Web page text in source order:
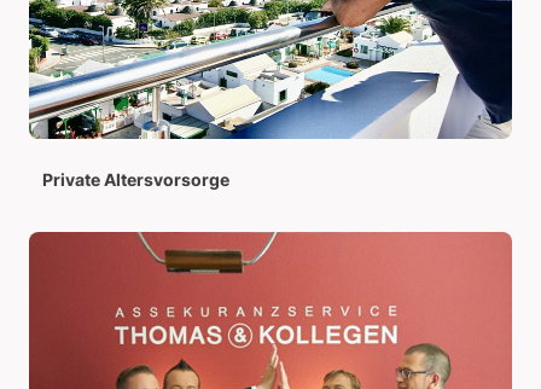
Private Altersvorsorge